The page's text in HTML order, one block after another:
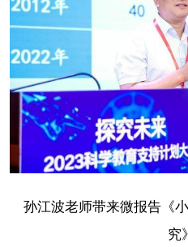
孙江波老师带来微报告《
究》